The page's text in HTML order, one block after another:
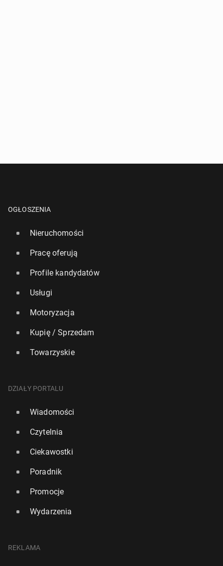
OGŁOSZENIA
Nieruchomości
Pracę oferują
Profile kandydatów
Usługi
Motoryzacja
Kupię / Sprzedam
Towarzyskie
DZIAŁY PORTALU
Wiadomości
Czytelnia
Ciekawostki
Poradnik
Promocje
Wydarzenia
REKLAMA